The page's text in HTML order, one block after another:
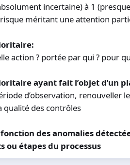
incertaine) à 1
méritant une attention
action ? portée par qui ? pour
ayant fait l’objet d’un
d’observation, renouveller
qualité des contrôles
des anomalies
ou étapes du processus